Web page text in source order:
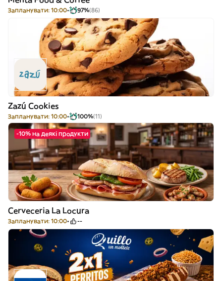
Запланувати: 10:00 97%(86)
Zazú Cookies
Запланувати: 10:00 100%(11)
-10% на деякі продукти
Cerveceria La Locura
Запланувати: 10:00 --